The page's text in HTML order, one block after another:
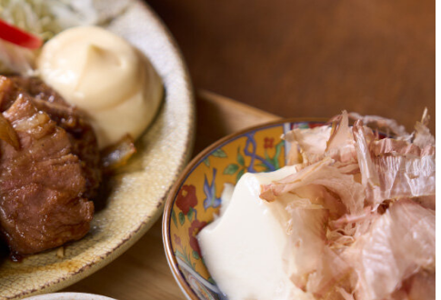
フロアガイド
ショップサーチ
イベント / ショップ ニュース
アクセス